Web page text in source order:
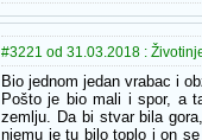
#3221 od 31.03.2018 :
Bio jednom jedan vrabac i
Pošto je bio mali i spor, a
zemlju. Da bi stvar bila
njemu je tu bilo toplo i on